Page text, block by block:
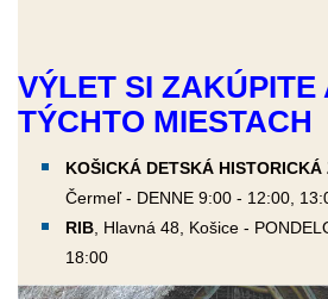
VÝLET SI ZAKÚPITE
TÝCHTO MIESTACH
KOŠICKÁ DETSKÁ HISTORICKÁ
Čermeľ - DENNE 9:00 - 12:00,
RIB , Hlavná 48, Košice -
18:00